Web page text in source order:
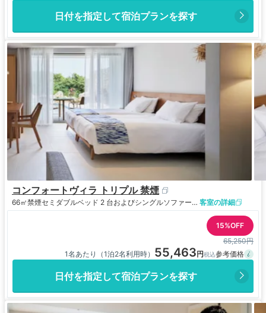
日付を指定して宿泊プランを探す
コンフォートヴィラ トリプル 禁煙
66㎡禁煙 セミダブルベッド 2 台およびシングルソファーベッド 1 台 客室の詳細
15%OFF
65,250円
1名あたり（1泊2名利用時） 55,463
日付を指定して宿泊プランを探す